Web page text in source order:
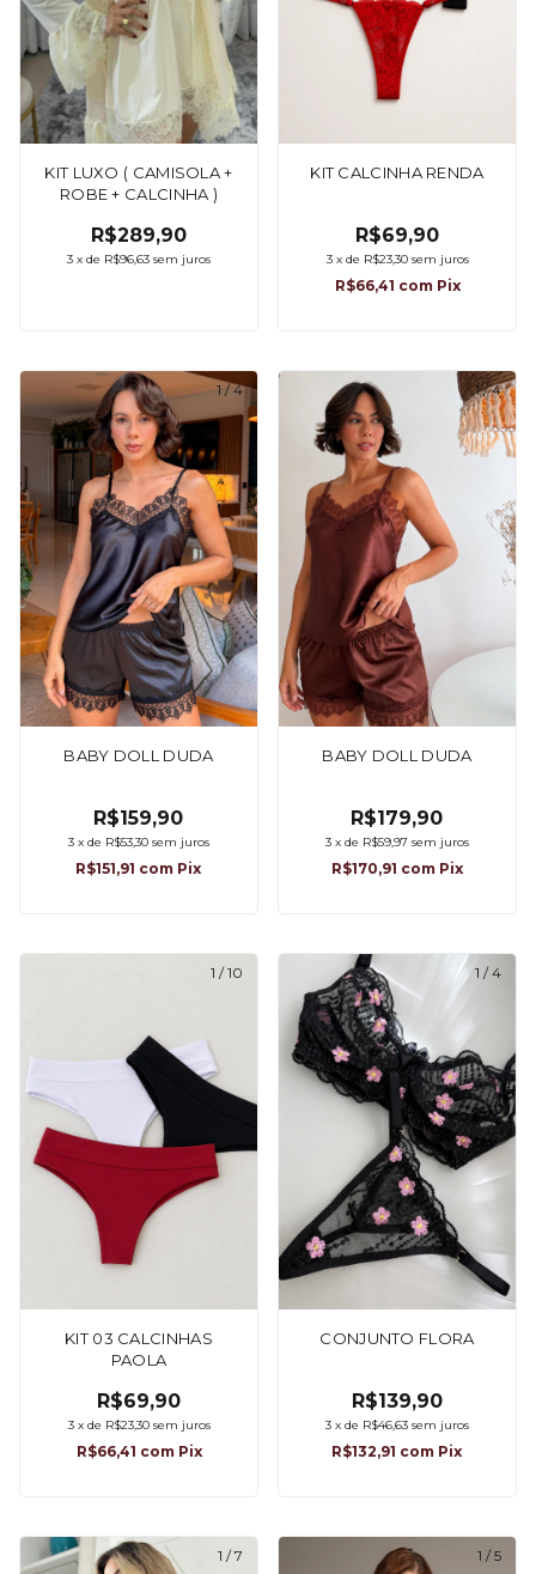
KIT LUXO ( CAMISOLA +
ROBE + CALCINHA )
R$289,90
3 x de R$96,63 sem juros
KIT CALCINHA RENDA
R$69,90
3 x de R$23,30 sem juros
R$66,41 com Pix
1/4
BABY DOLL DUDA
R$159,90
3 x de R$53,30 sem juros
R$151,91 com Pix
1/4
BABY DOLL DUDA
R$179,90
3 x de R$59,97 sem juros
R$170,91 com Pix
1 /10
KIT 03 CALCINHAS
PAOLA
R$69,90
3 x de R$23,30 sem juros
R$66,41 com Pix
1 /4
CONJUNTO FLORA
R$139,90
3 x de R$46,63 sem juros
R$132,91 com Pix
1 /7 1 / 5